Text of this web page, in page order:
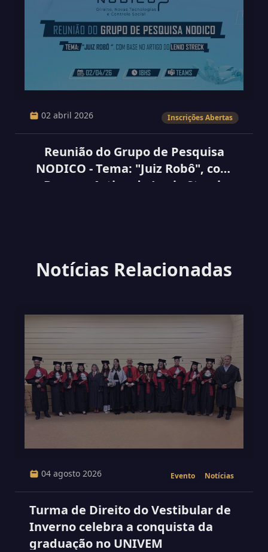
02 abril 2026 Inscrições Abertas
Reunião do Grupo de Pesquisa
NODICO - Tema: "Juiz Robô", com
Base no Artigo do Lenio Streck
Notícias Relacionadas
04 agosto 2026 Evento Notícias
Turma de Direito do Vestibular de
Inverno celebra a conquista da
graduação no UNIVEM